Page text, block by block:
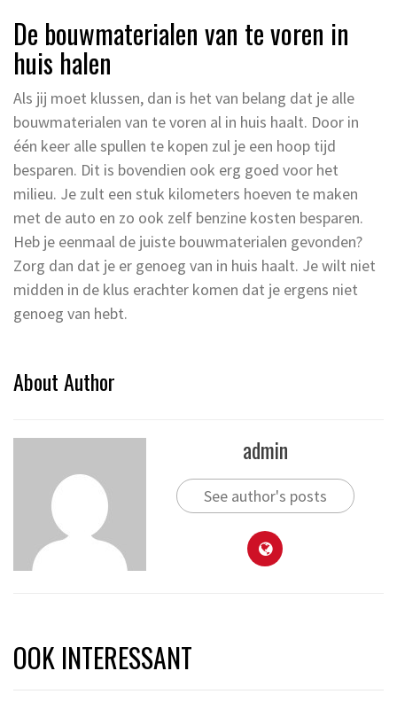
De bouwmaterialen van te voren in
huis halen
Als jij moet klussen, dan is het van belang dat je alle
bouwmaterialen van te voren al in huis haalt. Door in
één keer alle spullen te kopen zul je een hoop tijd
besparen. Dit is bovendien ook erg goed voor het
milieu. Je zult een stuk kilometers hoeven te maken
met de auto en zo ook zelf benzine kosten besparen.
Heb je eenmaal de juiste bouwmaterialen gevonden?
Zorg dan dat je er genoeg van in huis haalt. Je wilt niet
midden in de klus erachter komen dat je ergens niet
genoeg van hebt.
About Author
admin
See author's posts
OOK INTERESSANT